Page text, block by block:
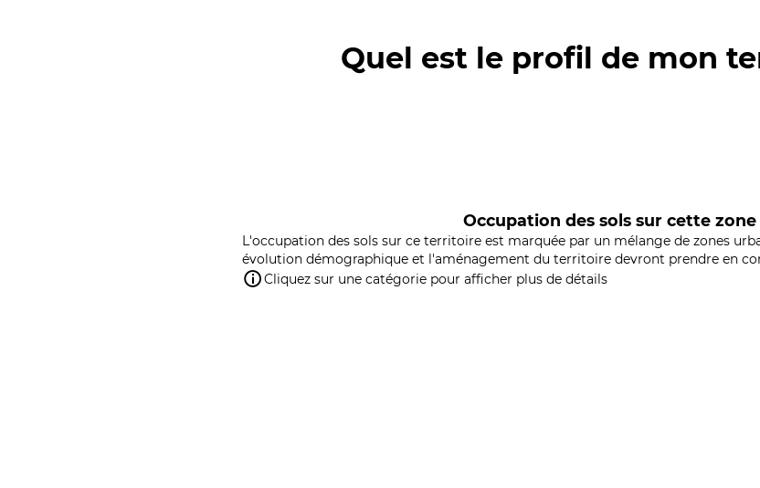
Quel est le profil de mon
Occupation des sols sur cette zone
L'occupation des sols sur ce territoire est marquée par un mélange de zones
évolution démographique et l'aménagement du territoire devront prendre en
Cliquez sur une catégorie pour afficher plus de détails